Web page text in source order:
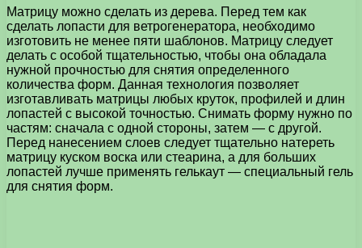
Матрицу можно сделать из дерева. Перед тем как
сделать лопасти для ветрогенератора, необходимо
изготовить не менее пяти шаблонов. Матрицу следует
делать с особой тщательностью, чтобы она обладала
нужной прочностью для снятия определенного
количества форм. Данная технология позволяет
изготавливать матрицы любых круток, профилей и длин
лопастей с высокой точностью. Снимать форму нужно по
частям: сначала с одной стороны, затем — с другой.
Перед нанесением слоев следует тщательно натереть
матрицу куском воска или стеарина, а для больших
лопастей лучше применять гелькаут — специальный гель
для снятия форм.